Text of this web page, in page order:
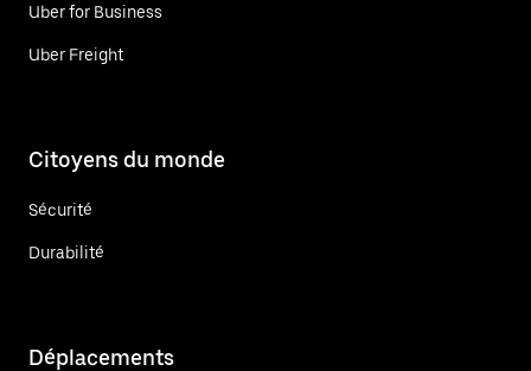
Uber for Business
Uber Freight
Citoyens du monde
Sécurité
Durabilité
Déplacements